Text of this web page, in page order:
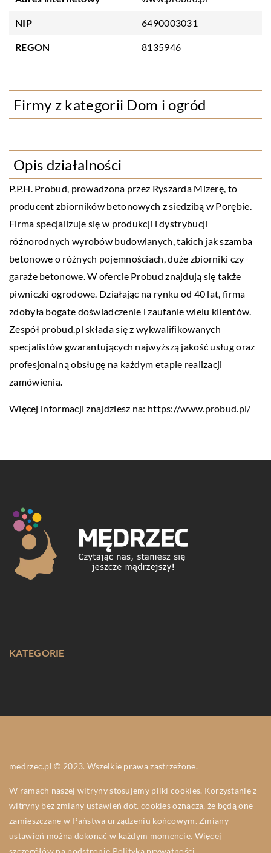
NIP 6490003031
REGON 8135946
Firmy z kategorii Dom i ogród
Opis działalności
P.P.H. Probud, prowadzona przez Ryszarda Mizerę, to
producent zbiorników betonowych z siedzibą w Porębie.
Firma specjalizuje się w produkcji i dystrybucji
różnorodnych wyrobów budowlanych, takich jak szamba
betonowe o różnych pojemnościach, duże zbiorniki czy
garaże betonowe. W ofercie Probud znajdują się także
piwniczki ogrodowe. Działając na rynku od 40 lat, firma
zdobyła bogate doświadczenie i zaufanie wielu klientów.
Zespół probud.pl składa się z wykwalifikowanych
specjalistów gwarantujących najwyższą jakość usług oraz
profesjonalną obsługę na każdym etapie realizacji
zamówienia.
Więcej informacji znajdziesz na: https://www.probud.pl/
KATEGORIE
medrzec.pl © 2023. Wszelkie prawa zastrzeżone.
W ramach naszej witryny stosujemy pliki cookies. Korzystanie z
witryny bez zmiany ustawień dot. cookies oznacza, że będą one
zamieszczane w Państwa urządzeniu końcowym. Zmiany
ustawień można dokonać w każdym momencie. Więcej